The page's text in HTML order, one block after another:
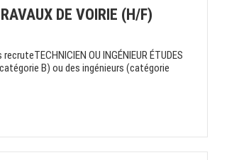
DE VOIRIE (H/F)
OU INGÉNIEUR ÉTUDES
B) ou des ingénieurs (catégorie